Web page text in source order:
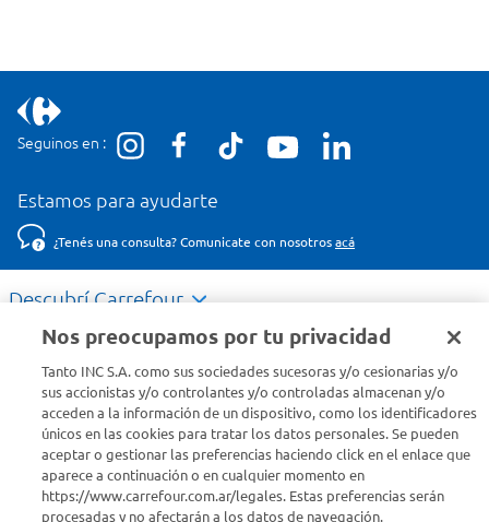
Seguinos en :
Estamos para ayudarte
¿Tenés una consulta? Comunicate con nosotros acá
Descubrí Carrefour
Info útil
Comprá Online
Nos preocupamos por tu privacidad
Tanto INC S.A. como sus sociedades sucesoras y/o cesionarias y/o
sus accionistas y/o controlantes y/o controladas almacenan y/o
acceden a la información de un dispositivo, como los identificadores
únicos en las cookies para tratar los datos personales. Se pueden
aceptar o gestionar las preferencias haciendo click en el enlace que
aparece a continuación o en cualquier momento en
https://www.carrefour.com.ar/legales. Estas preferencias serán
procesadas y no afectarán a los datos de navegación.